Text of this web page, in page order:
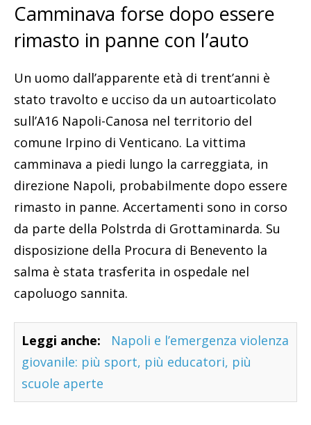
Camminava forse dopo essere
rimasto in panne con l’auto
Un uomo dall’apparente età di trent’anni è
stato travolto e ucciso da un autoarticolato
sull’A16 Napoli-Canosa nel territorio del
comune Irpino di Venticano. La vittima
camminava a piedi lungo la carreggiata, in
direzione Napoli, probabilmente dopo essere
rimasto in panne. Accertamenti sono in corso
da parte della Polstrda di Grottaminarda. Su
disposizione della Procura di Benevento la
salma è stata trasferita in ospedale nel
capoluogo sannita.
Leggi anche:
Napoli e l’emergenza violenza
giovanile: più sport, più educatori, più
scuole aperte